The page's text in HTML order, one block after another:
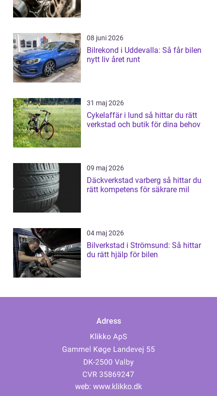
08 juni 2026
Bilrekond i Uddevalla: Så får bilen
nytt liv året runt
31 maj 2026
Cykelaffär i lund så hittar du rätt
verkstad och butik för dina behov
09 maj 2026
Däckverkstad varberg så hittar du
rätt kompetens för säkrare mil
04 maj 2026
Bilverkstad i Strömsund: Så hittar
du rätt hjälp för bilen
Adress
web: www.klikko.dk